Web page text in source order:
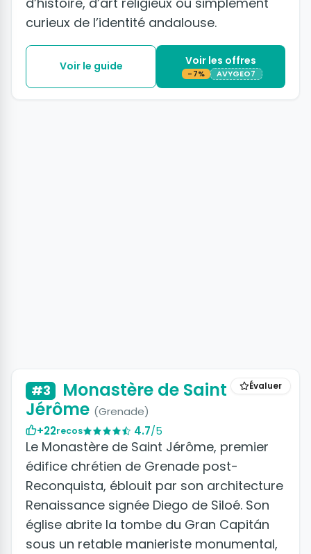
curieux de l’identité andalouse.
Voir le guide Voir les offres
-7% AVYGEO7
Évaluer
#3
Monastère de Saint
Jérôme (Grenade)
+22recos 4.7/5
Le Monastère de Saint Jérôme, premier
édifice chrétien de Grenade post-
Reconquista, éblouit par son architecture
Renaissance signée Diego de Siloé. Son
église abrite la tombe du Gran Capitán
sous un retable manieriste monumental,